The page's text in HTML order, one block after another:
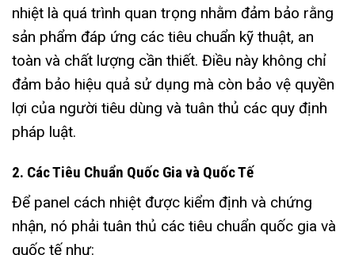
nhiệt là quá trình quan trọng nhằm đảm bảo rằng
sản phẩm đáp ứng các tiêu chuẩn kỹ thuật, an
toàn và chất lượng cần thiết. Điều này không chỉ
đảm bảo hiệu quả sử dụng mà còn bảo vệ quyền
lợi của người tiêu dùng và tuân thủ các quy định
pháp luật.
2. Các Tiêu Chuẩn Quốc Gia và Quốc Tế
Để panel cách nhiệt được kiểm định và chứng
nhận, nó phải tuân thủ các tiêu chuẩn quốc gia và
quốc tế như: